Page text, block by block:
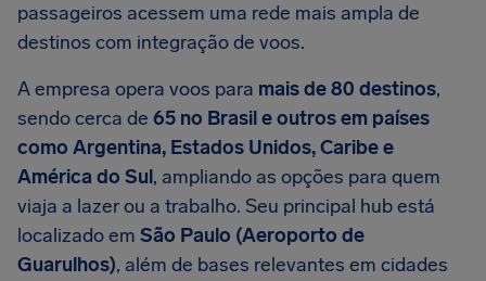
passageiros acessem uma rede mais ampla de
destinos com integração de voos.
A empresa opera voos para mais de 80 destinos,
sendo cerca de 65 no Brasil e outros em países
como Argentina, Estados Unidos, Caribe e
América do Sul, ampliando as opções para quem
viaja a lazer ou a trabalho. Seu principal hub está
localizado em São Paulo (Aeroporto de
Guarulhos), além de bases relevantes em cidades